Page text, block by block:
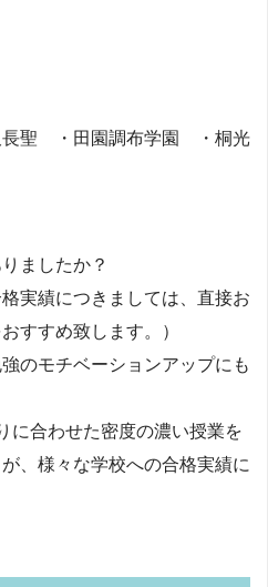
長聖 ・田園調布学園 ・桐光
ましたか？
実績につきましては、直接お
すすめ致します。）
のモチベーションアップにも
に合わせた密度の濃い授業を
、様々な学校への合格実績に